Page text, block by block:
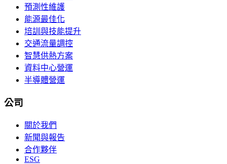
預測性維護
能源最佳化
培訓與技能提升
交通流量調控
智慧供熱方案
資料中心營運
半導體營運
公司
關於我們
新聞與報告
合作夥伴
ESG